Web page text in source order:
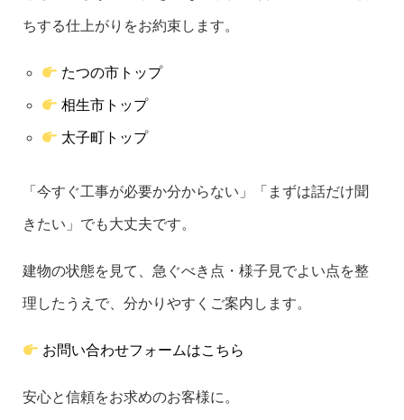
ちする仕上がりをお約束します。
たつの市トップ
相生市トップ
太子町トップ
「今すぐ工事が必要か分からない」「まずは話だけ聞
きたい」でも大丈夫です。
建物の状態を見て、急ぐべき点・様子見でよい点を整
理したうえで、分かりやすくご案内します。
お問い合わせフォームはこちら
安心と信頼をお求めのお客様に。